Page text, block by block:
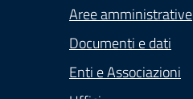
Aree amministrative
Documenti e dati
Enti e Associazioni